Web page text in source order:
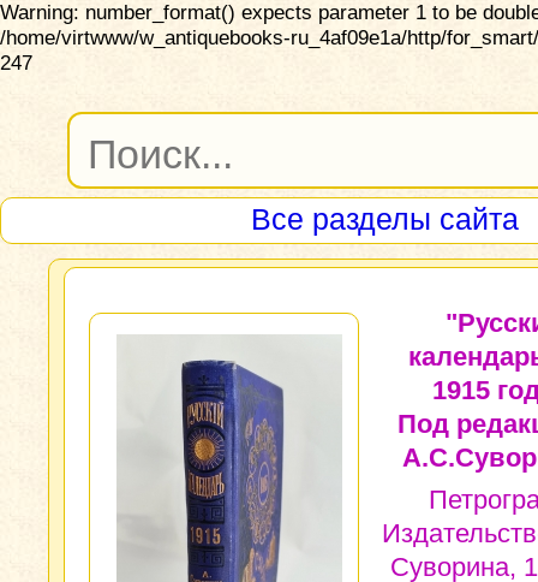
Warning: number_format() expects parameter 1 to be
/home/virtwww/w_antiquebooks-ru_4af09e1a/http/
247
Все разделы сайта
1915
Под
Суворина,